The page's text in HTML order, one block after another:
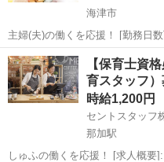
海津市
主婦(夫)の働くを応援！ [勤務日数]： 週2日~5日
08:00~11:00/09:00~12:00/
地・最寄駅]： 岐阜県海津市 【派
岐阜 海津市 保育士
【保育士資
育スタッフ
時給1,200円
セントスタッフ
那加駅
しゅふの働くを応援！ [求人概要]: 【保育士資格必須】*。*◆認定こど